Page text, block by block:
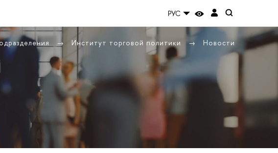
РУС
Институт торговой политики Новости